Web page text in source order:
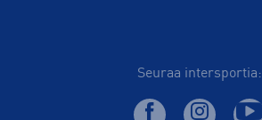
Seuraa intersportia: